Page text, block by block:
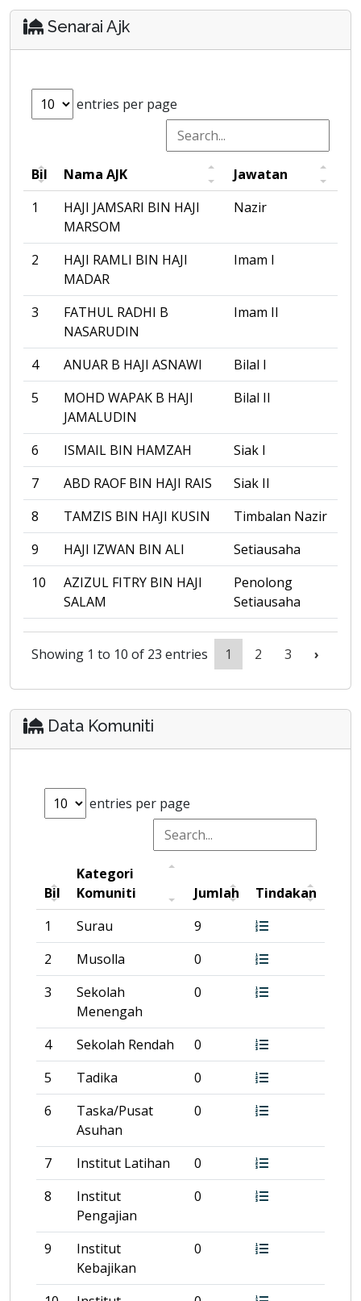
Senarai Ajk
entries per page
Bil Nama AJK
Jawatan
1
HAJI JAMSARI BIN HAJI
MARSOM
Nazir
2
HAJI RAMLI BIN HAJI
MADAR
Imam I
3
FATHUL RADHI B
NASARUDIN
Imam II
4 ANUAR B HAJI ASNAWI
Bilal I
5
MOHD WAPAK B HAJI
JAMALUDIN
Bilal II
6 ISMAIL BIN HAMZAH
Siak I
7
ABD RAOF BIN HAJI RAIS
Siak II
8
TAMZIS BIN HAJI KUSIN
Timbalan Nazir
9
HAJI IZWAN BIN ALI
Setiausaha
10
AZIZUL FITRY BIN HAJI
SALAM
Penolong
Setiausaha
Showing 1 to 10 of 23 entries 1 2 3 ›
Data Komuniti
entries per page
Bil
Kategori
Komuniti
Jumlah
Tindakan
1
Surau
9
2
Musolla
0
3
Sekolah
Menengah
0
4 Sekolah Rendah
0
5
Tadika
0
6
Taska/Pusat
Asuhan
0
7 Institut Latihan
0
8
Institut
Pengajian
0
9
Institut
Kebajikan
0